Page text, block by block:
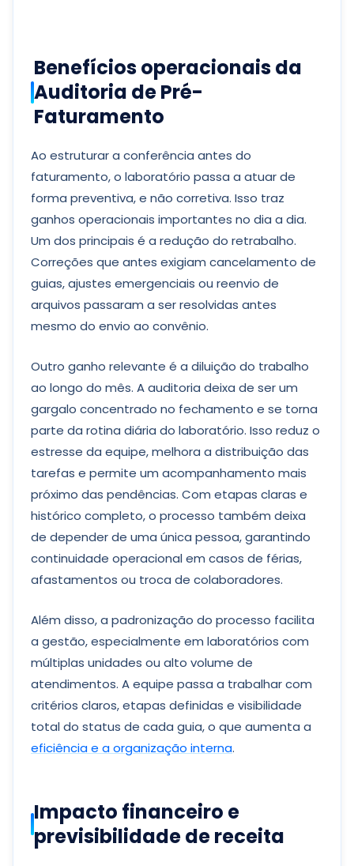
Benefícios operacionais da
Auditoria de Pré-
Faturamento
Ao estruturar a conferência antes do
faturamento, o laboratório passa a atuar de
forma preventiva, e não corretiva. Isso traz
ganhos operacionais importantes no dia a dia.
Um dos principais é a redução do retrabalho.
Correções que antes exigiam cancelamento de
guias, ajustes emergenciais ou reenvio de
arquivos passaram a ser resolvidas antes
mesmo do envio ao convênio.
Outro ganho relevante é a diluição do trabalho
ao longo do mês. A auditoria deixa de ser um
gargalo concentrado no fechamento e se torna
parte da rotina diária do laboratório. Isso reduz o
estresse da equipe, melhora a distribuição das
tarefas e permite um acompanhamento mais
próximo das pendências. Com etapas claras e
histórico completo, o processo também deixa
de depender de uma única pessoa, garantindo
continuidade operacional em casos de férias,
afastamentos ou troca de colaboradores.
Além disso, a padronização do processo facilita
a gestão, especialmente em laboratórios com
múltiplas unidades ou alto volume de
atendimentos. A equipe passa a trabalhar com
critérios claros, etapas definidas e visibilidade
total do status de cada guia, o que aumenta a
eficiência e a organização interna.
Impacto financeiro e
previsibilidade de receita